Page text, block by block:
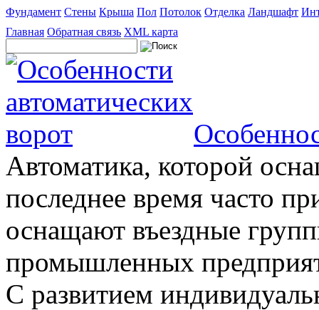
Фундамент Стены Крыша Пол Потолок Отделка Ландшафт
Главная Обратная связь XML карта
Автоматика, которой
последнее время часто
оснащают въездные
промышленных
С развитием